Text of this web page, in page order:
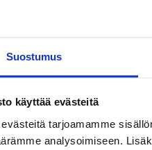
Suostumus
käyttää evästeitä
tarjoamamme
analysoimiseen.